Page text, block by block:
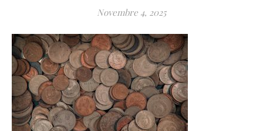
Novembre 4, 2025